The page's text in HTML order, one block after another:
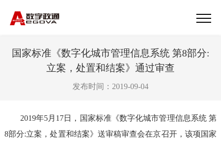
国家标准《数字化城市管理信息系统 第8部分:
立案，处置和结案》通过审查
发布时间：2019-09-04
2019年5月17日，国家标准《数字化城市管理信息系统 第
8部分:立案，处置和结案》送审稿审查会在京召开，该项国家